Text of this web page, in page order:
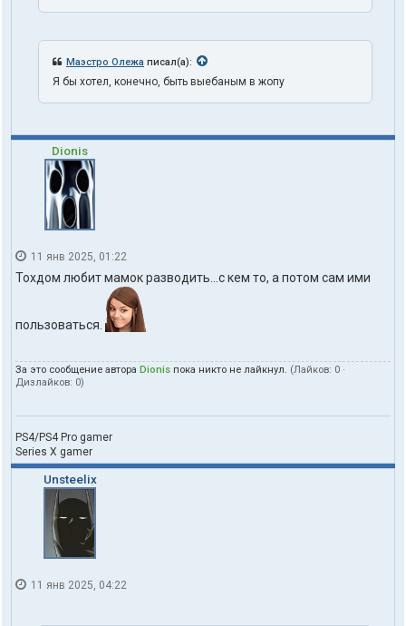
Маэстро Олежа писал(а):
Я бы хотел, конечно, быть выебаным в жопу
Dionis
11 янв 2025, 01:22
Тохдом любит мамок разводить...с кем то, а потом сам ими
пользоваться.
За это сообщение автора Dionis пока никто не лайкнул. (Лайков: 0 ·
Дизлайков: 0)
PS4/PS4 Pro gamer
Series X gamer
Unsteelix
11 янв 2025, 04:22